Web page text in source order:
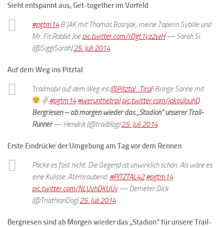
Sieht entspannt aus, Get-together im Vorfeld
#pgtm14B’JAK mit Thomas Bosnjak, meine Taperin Sybille und
Mr. Fit Rabbit Joepic.twitter.com/rDgt1yz2wH— Sarah Si
(@SiggiSarah)25. Juli 2014
Auf dem Weg ins Pitztal
Trailmobil auf dem Weg ins@Pitztal_Tirol! Bringe Sonne mit
✌ #pgtm14 #werunthetrail pic.twitter.com/iakoulouhQ
Bergriesen – ab morgen wieder das „Stadion“ unserer Trail-
Runner— Hendrik (@trailblog)25. Juli 2014
Erste Eindrücke der Umgebung am Tag vor dem Rennen
Packe es fast nicht. Die Gegend ist unwirklich schön. Als wäre es
eine Kulisse. Atemraubend. #PITZTAL42 #pgtm14
pic.twitter.com/NLUvhDKUUy— Demeter Dick
(@TriathlonDog)25. Juli 2014
Bergriesen sind ab Morgen wieder das „Stadion“ für unsere Trail-